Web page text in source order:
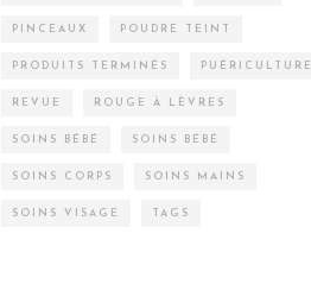
PINCEAUX POUDRE TEINT
PRODUITS TERMINÉS PUÉRICULTURE
REVUE ROUGE À LÈVRES
SOINS BÉBÉ SOINS BÉBÉ
SOINS CORPS SOINS MAINS
SOINS VISAGE TAGS